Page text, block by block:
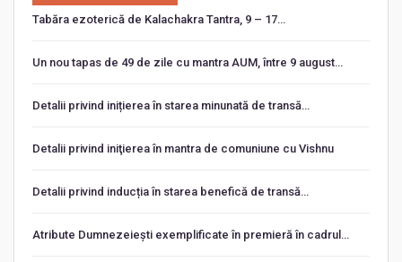
Tabăra ezoterică de Kalachakra Tantra, 9 – 17…
Un nou tapas de 49 de zile cu mantra AUM, între 9 august…
Detalii privind inițierea în starea minunată de transă…
Detalii privind iniţierea în mantra de comuniune cu Vishnu
Detalii privind inducția în starea benefică de transă…
Atribute Dumnezeiești exemplificate în premieră în cadrul…